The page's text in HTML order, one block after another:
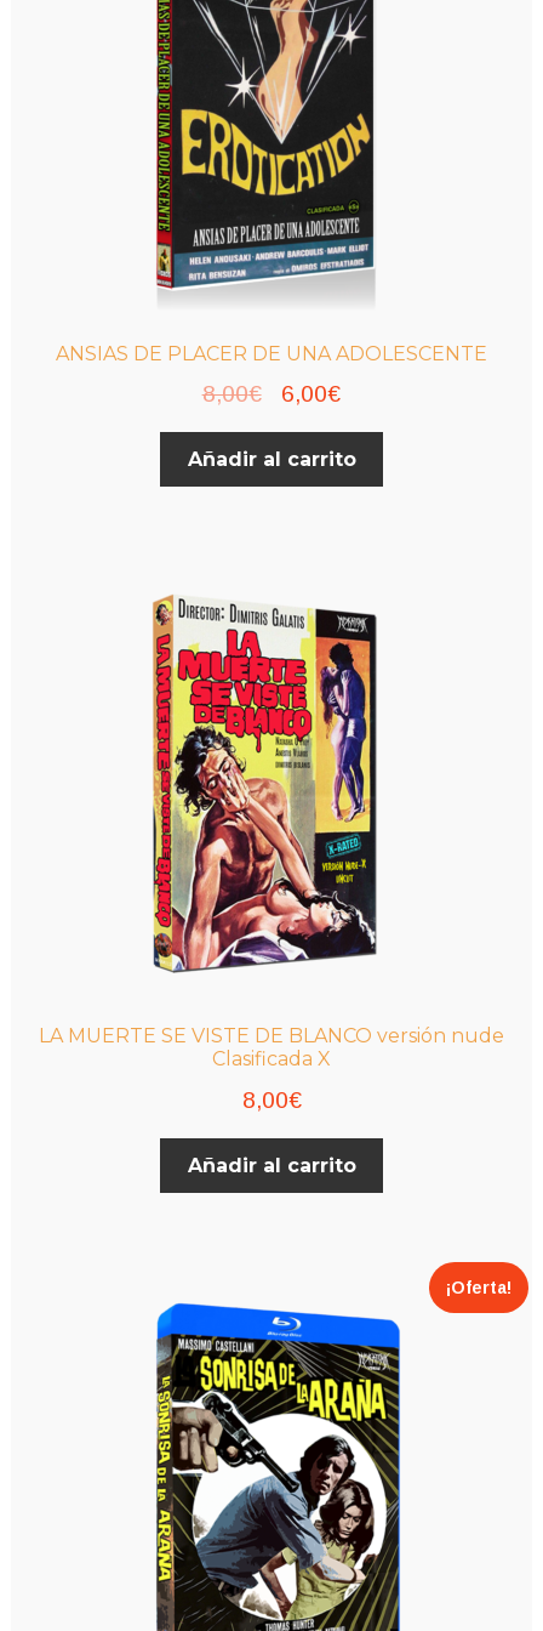
ANSIAS DE PLACER DE UNA ADOLESCENTE
8,00€
El
precio
original
6,00€El
precio
actual
Añadir al carrito
LA MUERTE SE VISTE DE BLANCO versión nude
Clasificada X
8,00€
Añadir al carrito
¡Oferta!